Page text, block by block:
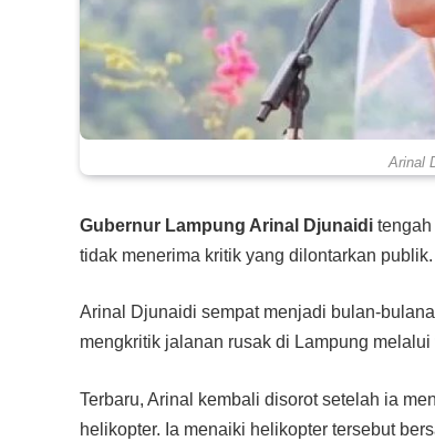
Arinal
Gubernur Lampung Arinal Djunaidi
tidak menerima kritik yang dilontarkan publik.
Arinal Djunaidi sempat menjadi bulan-
mengkritik jalanan rusak di Lampung
Terbaru, Arinal kembali disorot setelah ia
helikopter. Ia menaiki helikopter tersebut